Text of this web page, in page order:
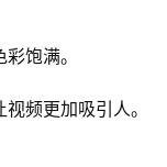
饱满。
频更加吸引人。